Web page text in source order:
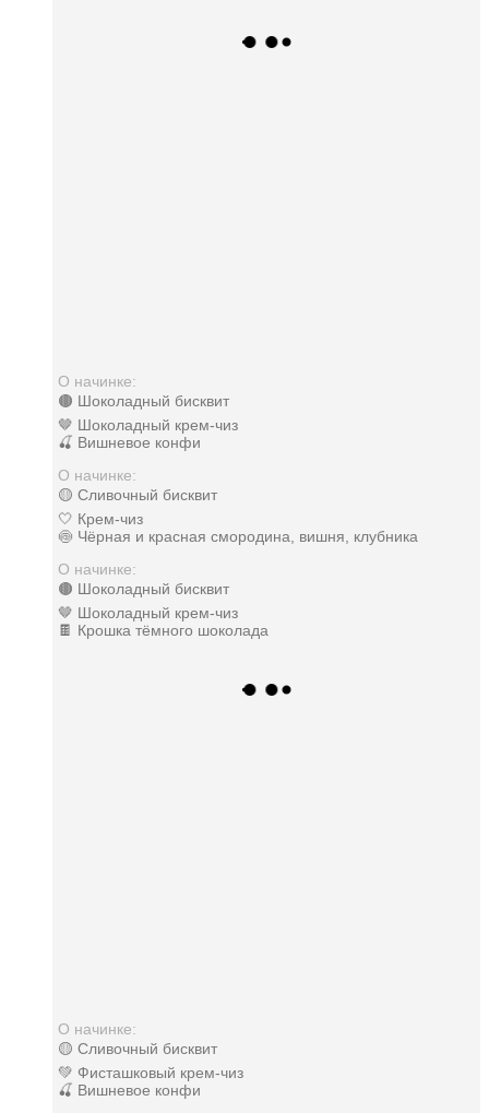
О начинке:
🟤 Шоколадный бисквит
🤎 Шоколадный крем-чиз
🍒 Вишневое конфи
О начинке:
🟡 Сливочный бисквит
🤍 Крем-чиз
🍥 Чёрная и красная смородина, вишня, клубника
О начинке:
🟤 Шоколадный бисквит
🤎 Шоколадный крем-чиз
🍫 Крошка тёмного шоколада
О начинке:
🟡 Сливочный бисквит
💚 Фисташковый крем-чиз
🍒 Вишневое конфи